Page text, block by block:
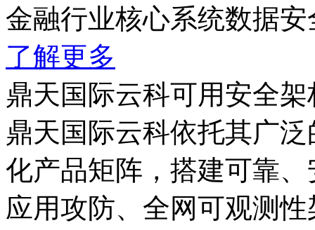
金融行业核心系统数据安
了解更多
鼎天国际云科可用安全架
鼎天国际云科依托其广
化产品矩阵，搭建可靠
应用攻防、全网可观测